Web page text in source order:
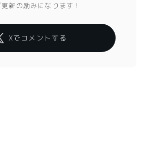
新の励みになります！
Xでコメントする